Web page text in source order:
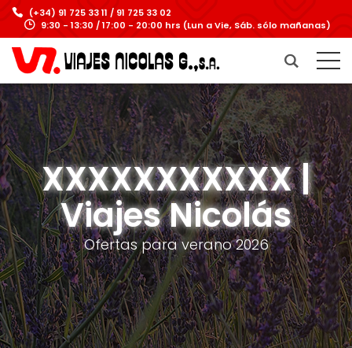
(+34) 91 725 33 11 / 91 725 33 02
9:30 - 13:30 / 17:00 - 20:00 hrs (Lun a Vie, Sáb. sólo mañanas)
XXXXXXXXXXX |
Viajes Nicolás
Ofertas para verano 2026